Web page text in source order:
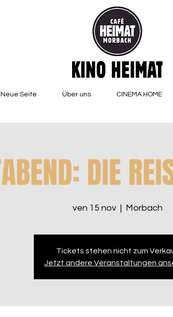
Neue Seite Über uns CINEMA HOME
DIE
ven 15 nov
  |
Morbach
Tickets stehen nicht zum
Jetzt andere Veranstaltungen